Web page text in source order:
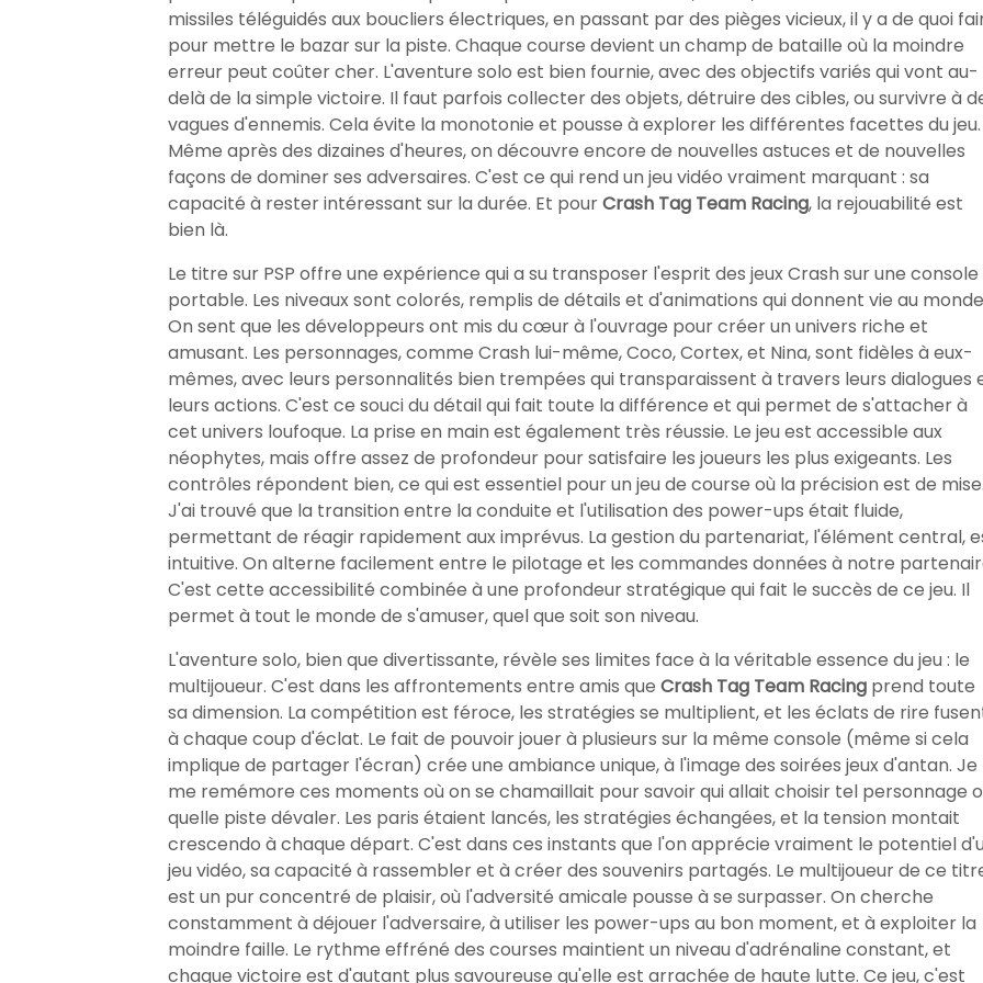
missiles téléguidés aux boucliers électriques, en passant par des pièges vicieux, il y a de quoi
pour mettre le bazar sur la piste. Chaque course devient un champ de bataille où la moindre
erreur peut coûter cher. L'aventure solo est bien fournie, avec des objectifs variés qui vont au-
delà de la simple victoire. Il faut parfois collecter des objets, détruire des cibles, ou survivre à
vagues d'ennemis. Cela évite la monotonie et pousse à explorer les différentes facettes du jeu.
Même après des dizaines d'heures, on découvre encore de nouvelles astuces et de nouvelles
façons de dominer ses adversaires. C'est ce qui rend un jeu vidéo vraiment marquant : sa
capacité à rester intéressant sur la durée. Et pourCrash Tag Team Racing, la rejouabilité est
bien là.
Le titre sur PSP offre une expérience qui a su transposer l'esprit des jeux Crash sur une console
portable. Les niveaux sont colorés, remplis de détails et d'animations qui donnent vie au
On sent que les développeurs ont mis du cœur à l'ouvrage pour créer un univers riche et
amusant. Les personnages, comme Crash lui-même, Coco, Cortex, et Nina, sont fidèles à eux-
mêmes, avec leurs personnalités bien trempées qui transparaissent à travers leurs dialogues
leurs actions. C'est ce souci du détail qui fait toute la différence et qui permet de s'attacher à
cet univers loufoque. La prise en main est également très réussie. Le jeu est accessible aux
néophytes, mais offre assez de profondeur pour satisfaire les joueurs les plus exigeants. Les
contrôles répondent bien, ce qui est essentiel pour un jeu de course où la précision est de mise.
J'ai trouvé que la transition entre la conduite et l'utilisation des power-ups était fluide,
permettant de réagir rapidement aux imprévus. La gestion du partenariat, l'élément central,
intuitive. On alterne facilement entre le pilotage et les commandes données à notre
C'est cette accessibilité combinée à une profondeur stratégique qui fait le succès de ce jeu. Il
permet à tout le monde de s'amuser, quel que soit son niveau.
L'aventure solo, bien que divertissante, révèle ses limites face à la véritable essence du jeu : le
multijoueur. C'est dans les affrontements entre amis que Crash Tag Team Racingprend toute
sa dimension. La compétition est féroce, les stratégies se multiplient, et les éclats de rire
à chaque coup d'éclat. Le fait de pouvoir jouer à plusieurs sur la même console (même si cela
implique de partager l'écran) crée une ambiance unique, à l'image des soirées jeux d'antan. Je
me remémore ces moments où on se chamaillait pour savoir qui allait choisir tel personnage
quelle piste dévaler. Les paris étaient lancés, les stratégies échangées, et la tension montait
crescendo à chaque départ. C'est dans ces instants que l'on apprécie vraiment le potentiel
jeu vidéo, sa capacité à rassembler et à créer des souvenirs partagés. Le multijoueur de ce
est un pur concentré de plaisir, où l'adversité amicale pousse à se surpasser. On cherche
constamment à déjouer l'adversaire, à utiliser les power-ups au bon moment, et à exploiter la
moindre faille. Le rythme effréné des courses maintient un niveau d'adrénaline constant, et
chaque victoire est d'autant plus savoureuse qu'elle est arrachée de haute lutte. Ce jeu, c'est